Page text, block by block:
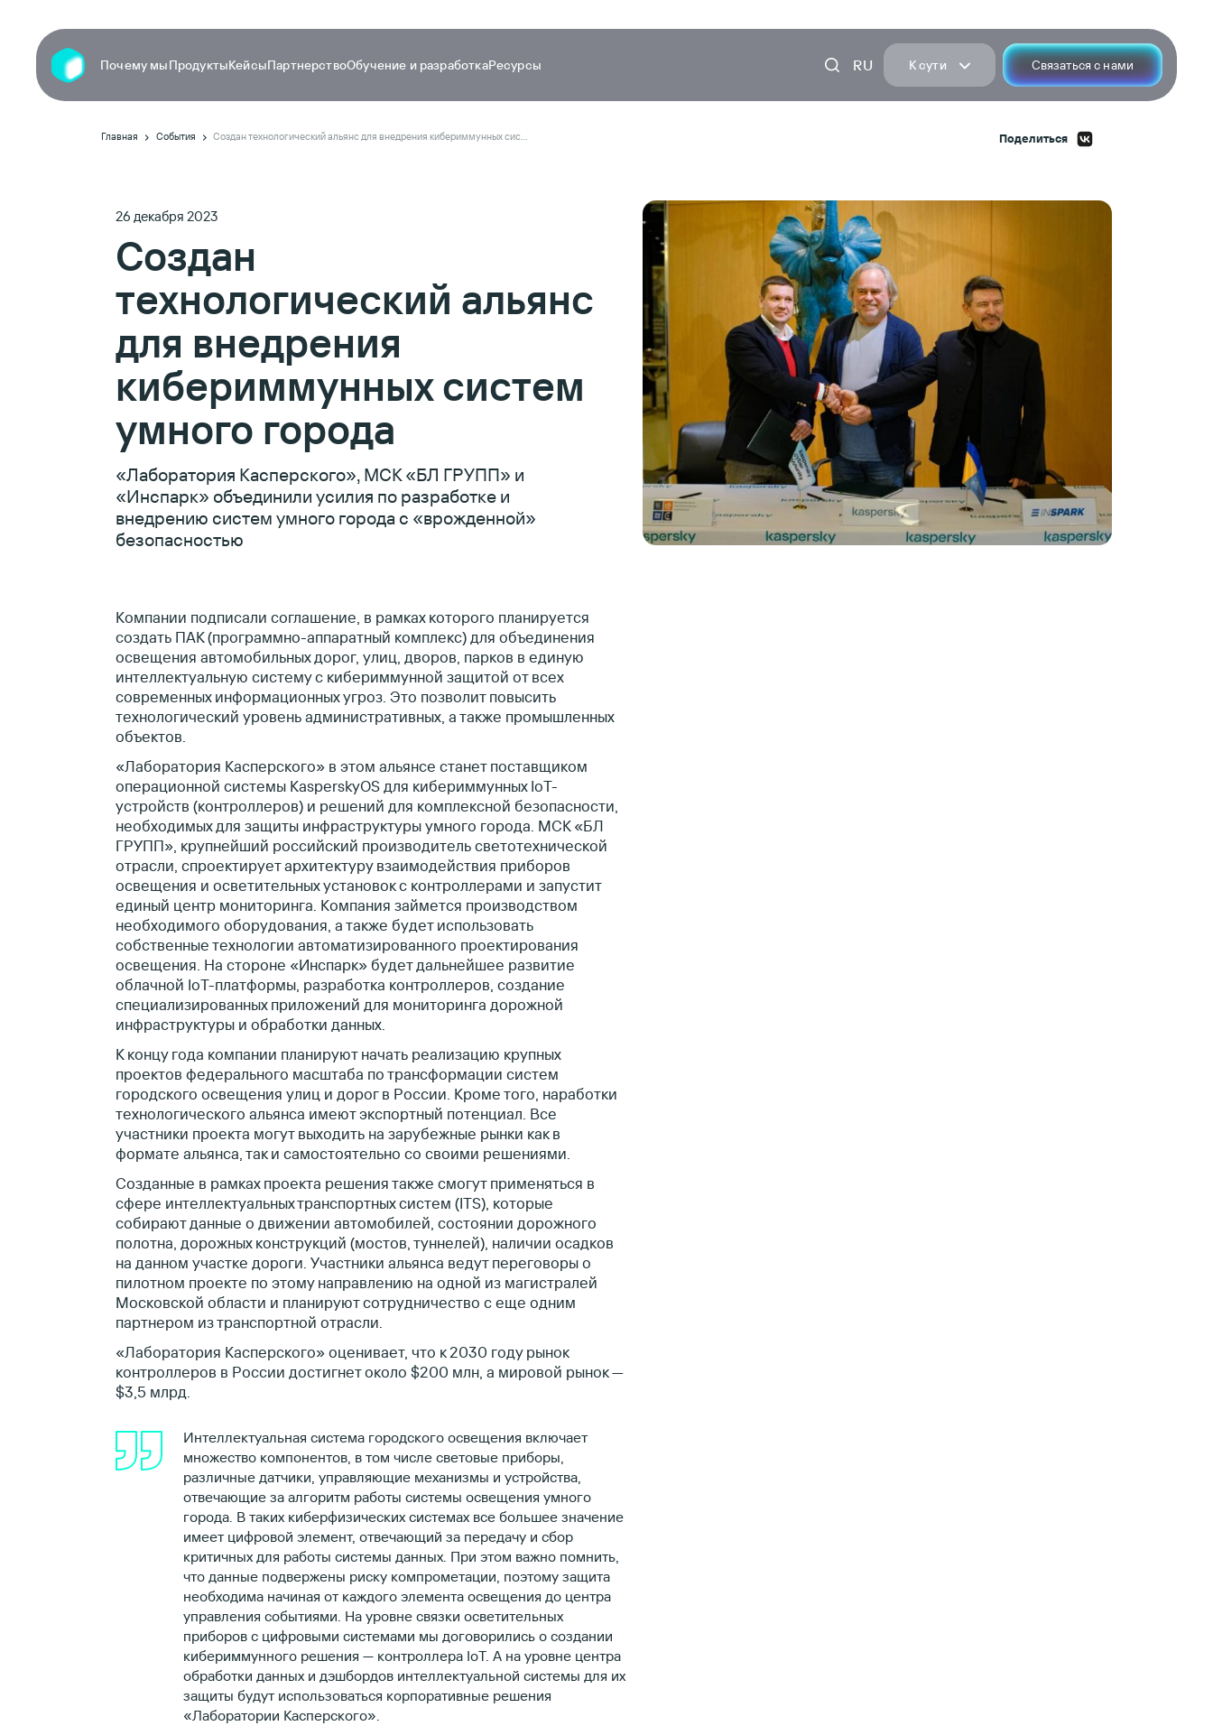
Почему мыПродуктыКейсыПартнерствоОбучение и разработкаРесурсы RU К сути Связаться с нами
Главная События Создан технологический альянс для внедрения кибериммунных систем умного города Поделиться
26 декабря 2023
Создан
технологический альянс
для внедрения
кибериммунных систем
умного города
«Лаборатория Касперского», МСК «БЛ ГРУПП» и
«Инспарк» объединили усилия по разработке и
внедрению систем умного города c «врожденной»
безопасностью
Компании подписали соглашение, в рамках которого планируется
создать ПАК (программно-аппаратный комплекс) для объединения
освещения автомобильных дорог, улиц, дворов, парков в единую
интеллектуальную систему с кибериммунной защитой от всех
современных информационных угроз. Это позволит повысить
технологический уровень административных, а также промышленных
объектов.
«Лаборатория Касперского» в этом альянсе станет поставщиком
операционной системы KasperskyOS для кибериммунных IoT-
устройств (контроллеров) и решений для комплексной безопасности,
необходимых для защиты инфраструктуры умного города. МСК «БЛ
ГРУПП», крупнейший российский производитель светотехнической
отрасли, спроектирует архитектуру взаимодействия приборов
освещения и осветительных установок с контроллерами и запустит
единый центр мониторинга. Компания займется производством
необходимого оборудования, а также будет использовать
собственные технологии автоматизированного проектирования
освещения. На стороне «Инспарк» будет дальнейшее развитие
облачной IoT-платформы, разработка контроллеров, создание
специализированных приложений для мониторинга дорожной
инфраструктуры и обработки данных.
К концу года компании планируют начать реализацию крупных
проектов федерального масштаба по трансформации систем
городского освещения улиц и дорог в России. Кроме того, наработки
технологического альянса имеют экспортный потенциал. Все
участники проекта могут выходить на зарубежные рынки как в
формате альянса, так и самостоятельно со своими решениями.
Созданные в рамках проекта решения также смогут применяться в
сфере интеллектуальных транспортных систем (ITS), которые
собирают данные о движении автомобилей, состоянии дорожного
полотна, дорожных конструкций (мостов, туннелей), наличии осадков
на данном участке дороги. Участники альянса ведут переговоры о
пилотном проекте по этому направлению на одной из магистралей
Московской области и планируют сотрудничество с еще одним
партнером из транспортной отрасли.
«Лаборатория Касперского» оценивает, что к 2030 году рынок
контроллеров в России достигнет около $200 млн, а мировой рынок —
$3,5 млрд.
Интеллектуальная система городского освещения включает
множество компонентов, в том числе световые приборы,
различные датчики, управляющие механизмы и устройства,
отвечающие за алгоритм работы системы освещения умного
города. В таких киберфизических системах все большее значение
имеет цифровой элемент, отвечающий за передачу и сбор
критичных для работы системы данных. При этом важно помнить,
что данные подвержены риску компрометации, поэтому защита
необходима начиная от каждого элемента освещения до центра
управления событиями. На уровне связки осветительных
приборов с цифровыми системами мы договорились о создании
кибериммунного решения — контроллера IoT. А на уровне центра
обработки данных и дэшбордов интеллектуальной системы для их
защиты будут использоваться корпоративные решения
«Лаборатории Касперского».